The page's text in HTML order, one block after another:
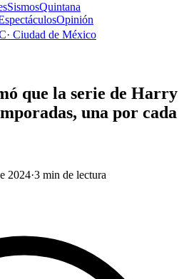
SismosQuintana
Opinión
· Ciudad de México
que la serie de Harry
una por cada
2024·3 min de lectura